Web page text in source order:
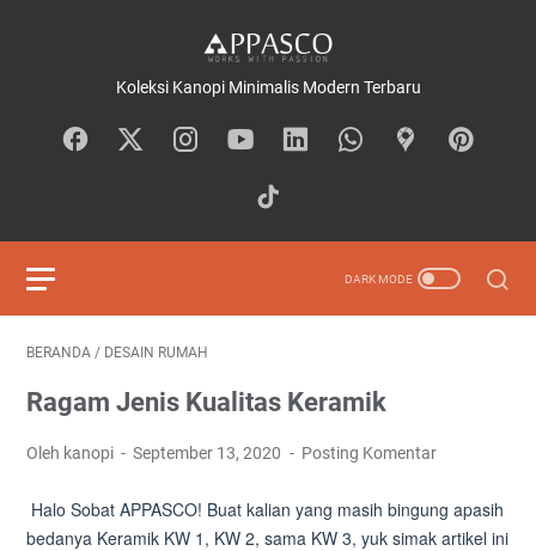
Koleksi Kanopi Minimalis Modern Terbaru
BERANDA / DESAIN RUMAH
Ragam Jenis Kualitas Keramik
Oleh kanopi September 13, 2020 Posting Komentar
Halo Sobat APPASCO! Buat kalian yang masih bingung apasih
bedanya Keramik KW 1, KW 2, sama KW 3, yuk simak artikel ini